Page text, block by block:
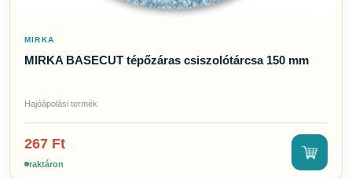
MIRKA
MIRKA BASECUT tépőzáras csiszolótárcsa 150 mm
Hajóápolási termék
267 Ft
raktáron